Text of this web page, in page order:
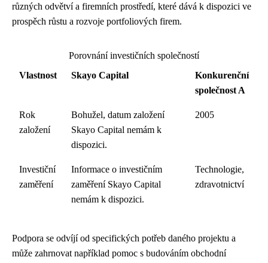
různých odvětví a firemních prostředí, které dává k dispozici ve
prospěch růstu a rozvoje portfoliových firem.
Porovnání investičních společností
Vlastnost
Skayo Capital
Konkurenční
společnost A
Rok
založení
Bohužel, datum založení
Skayo Capital nemám k
dispozici.
2005
Investiční
zaměření
Informace o investičním
zaměření Skayo Capital
nemám k dispozici.
Technologie,
zdravotnictví
Podpora se odvíjí od specifických potřeb daného projektu a
může zahrnovat například pomoc s budováním obchodní